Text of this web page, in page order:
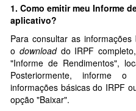
1. Como emitir meu Informe
aplicativo?
Para consultar as
o downloaddo IRPF
"Informe de Rendimentos",
Posteriormente, informe
informações básicas do IRPF
opção "Baixar".